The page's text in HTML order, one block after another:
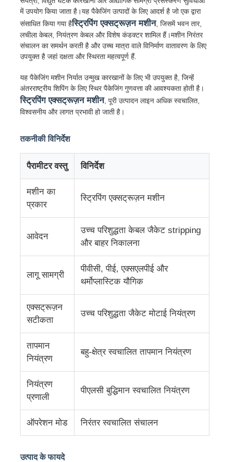
फैक्टरी यात्रा
गुणवत्ता नियंत्रण
हमसे संपर्क करें
सभी मामलों
एक बोली का अनुरोध
तार बाहर निकालना लाइन
डबल ट्विस्ट स्ट्रैंडिंग मशीन
बख्तरबंद मशीन
लपेटने की मशीन
सिंगल ट्विस्ट मशीन
केबलिंग मशीन
में उपयोग किया जाता है।यह पैकेजिंग उत्पादों के लिए आदर्श है जो एक द्वारा
संसाधित किया गया हैस्ट्रिपिंग एक्सट्रूज़न मशीन, जिसमें भवन तार,
लचीला केबल, नियंत्रण केबल और विशेष कंडक्टर शामिल हैं।मशीन निरंतर
संचालन का समर्थन करती है और उच्च मात्रा वाले विनिर्माण वातावरण के लिए
उपयुक्त है जहां दक्षता और स्थिरता महत्वपूर्ण हैं.
यह पैकेजिंग मशीन निर्यात उन्मुख कारखानों के लिए भी उपयुक्त है, जिन्हें
अंतरराष्ट्रीय शिपिंग के लिए स्थिर पैकेजिंग गुणवत्ता की आवश्यकता होती है।
स्ट्रिपिंग एक्सट्रूज़न मशीन, पूरी उत्पादन लाइन अधिक स्वचालित,
विश्वसनीय और लागत प्रभावी हो जाती है।
तकनीकी विनिर्देश
पैरामीटर वस्तु विनिर्देश
मशीन का
प्रकार
स्ट्रिपिंग एक्सट्रूज़न मशीन
आवेदन
उच्च परिशुद्धता केबल जैकेट stripping
और बाहर निकालना
लागू सामग्री
पीवीसी, पीई, एक्सएलपीई और
थर्मोप्लास्टिक यौगिक
एक्सट्रूज़न
सटीकता
उच्च परिशुद्धता जैकेट मोटाई नियंत्रण
तापमान
नियंत्रण
बहु-क्षेत्र स्वचालित तापमान नियंत्रण
नियंत्रण
प्रणाली
पीएलसी बुद्धिमान स्वचालित नियंत्रण
ऑपरेशन मोड निरंतर स्वचालित संचालन
उत्पाद के फायदे